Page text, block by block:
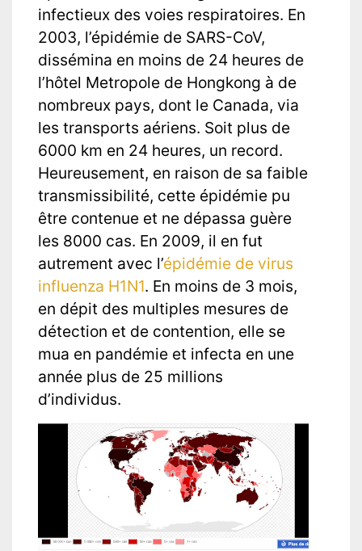
infectieux des voies respiratoires. En
2003, l’épidémie de SARS-CoV,
dissémina en moins de 24 heures de
l’hôtel Metropole de Hongkong à de
nombreux pays, dont le Canada, via
les transports aériens. Soit plus de
6000 km en 24 heures, un record.
Heureusement, en raison de sa faible
transmissibilité, cette épidémie pu
être contenue et ne dépassa guère
les 8000 cas. En 2009, il en fut
autrement avec l’épidémie de virus
influenza H1N1. En moins de 3 mois,
en dépit des multiples mesures de
détection et de contention, elle se
mua en pandémie et infecta en une
année plus de 25 millions
d’individus.